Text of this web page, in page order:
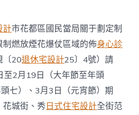
可
燃
放
區
域
→〉
中
計市花都區國民當局關于劃定制
制燃放煙花爆仗區域的佈身心診
〔20退休宅設計25〕4號）請
2月19日（大年節至年頭
七）、3月3日（元宵節）期
花城街、秀日式住宅設計全街范